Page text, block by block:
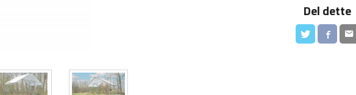
Del dette